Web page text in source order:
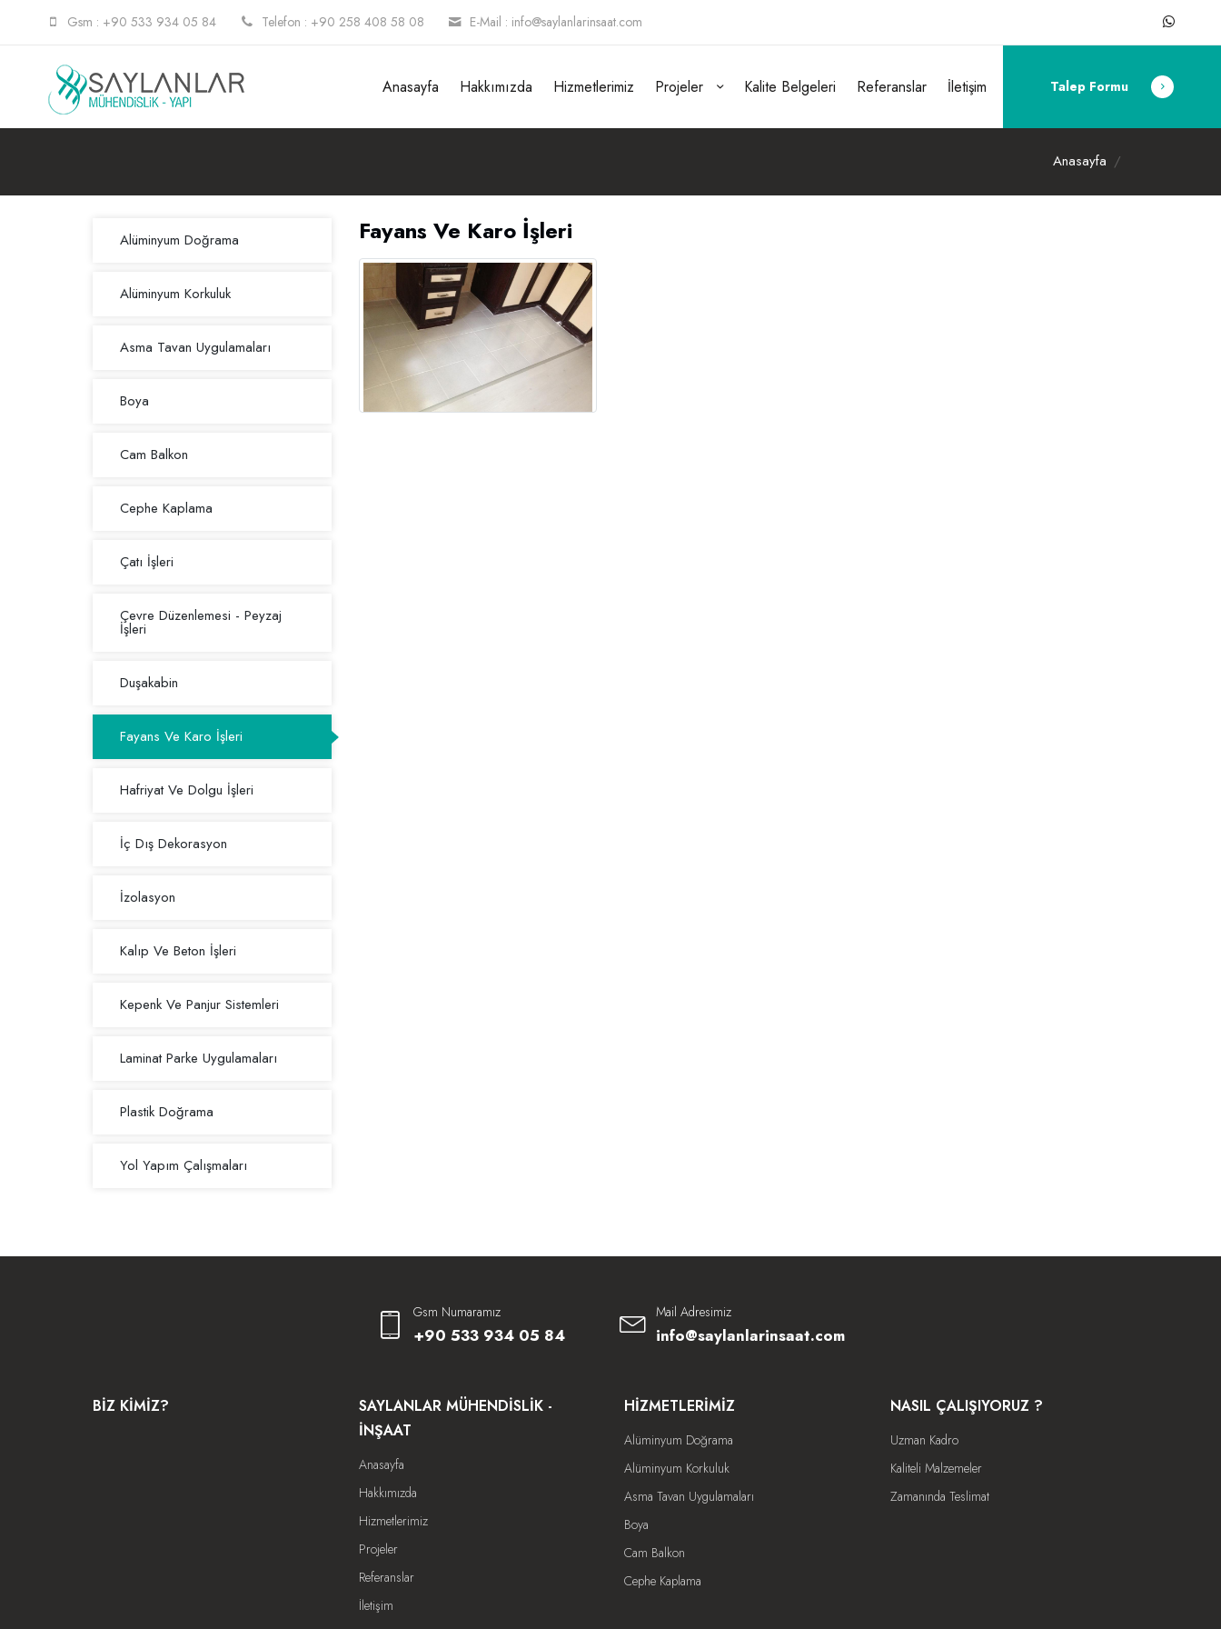
Gsm : +90 533 934 05 84 Telefon : +90 258 408 58 08 E-Mail : info@saylanlarinsaat.com
Anasayfa Hakkımızda Hizmetlerimiz Projeler Kalite Belgeleri Referanslar İletişim Talep Formu
Anasayfa
Alüminyum Doğrama
Alüminyum Korkuluk
Asma Tavan Uygulamaları
Boya
Cam Balkon
Cephe Kaplama
Çatı İşleri
Çevre Düzenlemesi - Peyzaj
İşleri
Duşakabin
Fayans Ve Karo İşleri
Hafriyat Ve Dolgu İşleri
İç Dış Dekorasyon
İzolasyon
Kalıp Ve Beton İşleri
Kepenk Ve Panjur Sistemleri
Laminat Parke Uygulamaları
Plastik Doğrama
Yol Yapım Çalışmaları
Fayans Ve Karo İşleri
Gsm Numaramız
+90 533 934 05 84
Mail Adresimiz
info@saylanlarinsaat.com
BIZ KIMIZ?
SAYLANLAR MÜHENDISLIK -
İNŞAAT
Anasayfa
Hakkımızda
Hizmetlerimiz
Projeler
Referanslar
İletişim
HIZMETLERIMIZ
Alüminyum Doğrama
Alüminyum Korkuluk
Asma Tavan Uygulamaları
Boya
Cam Balkon
Cephe Kaplama
NASIL ÇALIŞIYORUZ ?
Uzman Kadro
Kaliteli Malzemeler
Zamanında Teslimat